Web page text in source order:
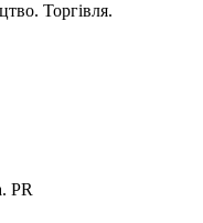
Торгівля.
PR